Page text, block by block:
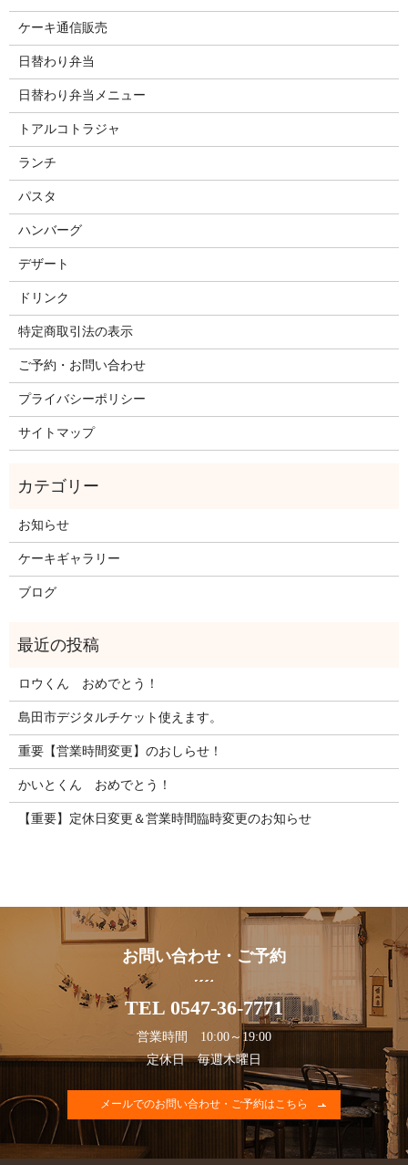
ケーキ通信販売
日替わり弁当
日替わり弁当メニュー
トアルコトラジャ
ランチ
パスタ
ハンバーグ
デザート
ドリンク
特定商取引法の表示
ご予約・お問い合わせ
プライバシーポリシー
サイトマップ
お知らせ
ケーキギャラリー
ブログ
ロウくん おめでとう！
島田市デジタルチケット使えます。
重要【営業時間変更】のおしらせ！
かいとくん おめでとう！
【重要】定休日変更＆営業時間臨時変更のお知らせ
お問い合わせ・ご予約
TEL 0547-36-7771
営業時間 10:00～19:00
定休日 毎週木曜日
メールでのお問い合わせ・ご予約はこちら